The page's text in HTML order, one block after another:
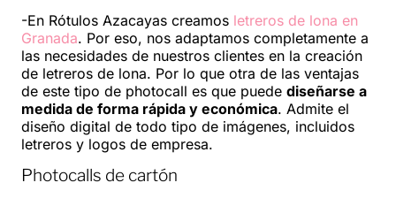
-En Rótulos Azacayas creamos letreros de lona en
Granada. Por eso, nos adaptamos completamente a
las necesidades de nuestros clientes en la creación
de letreros de lona. Por lo que otra de las ventajas
de este tipo de photocall es que puede diseñarse a
medida de forma rápida y económica. Admite el
diseño digital de todo tipo de imágenes, incluidos
letreros y logos de empresa.
Photocalls de cartón